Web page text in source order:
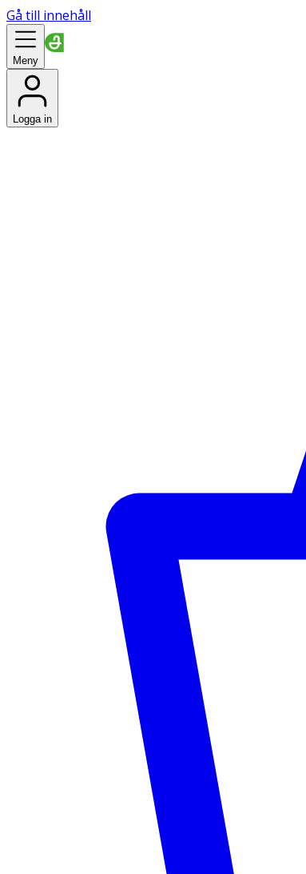
Gå till innehåll
Meny
Logga in